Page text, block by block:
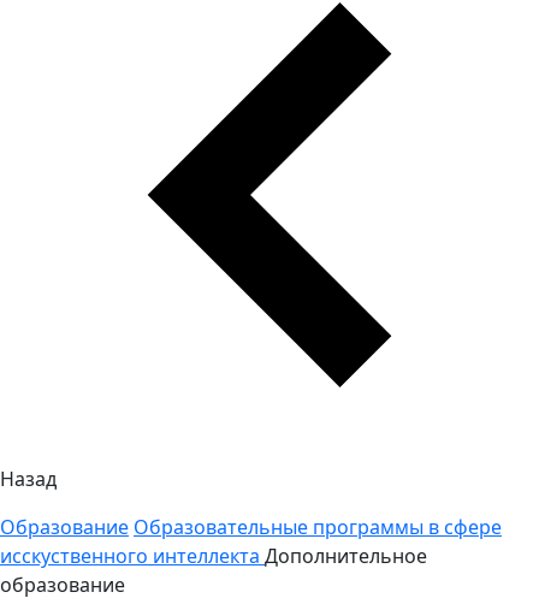
Назад
Образование Образовательные программы в сфере
исскуственного интеллекта Дополнительное
образование